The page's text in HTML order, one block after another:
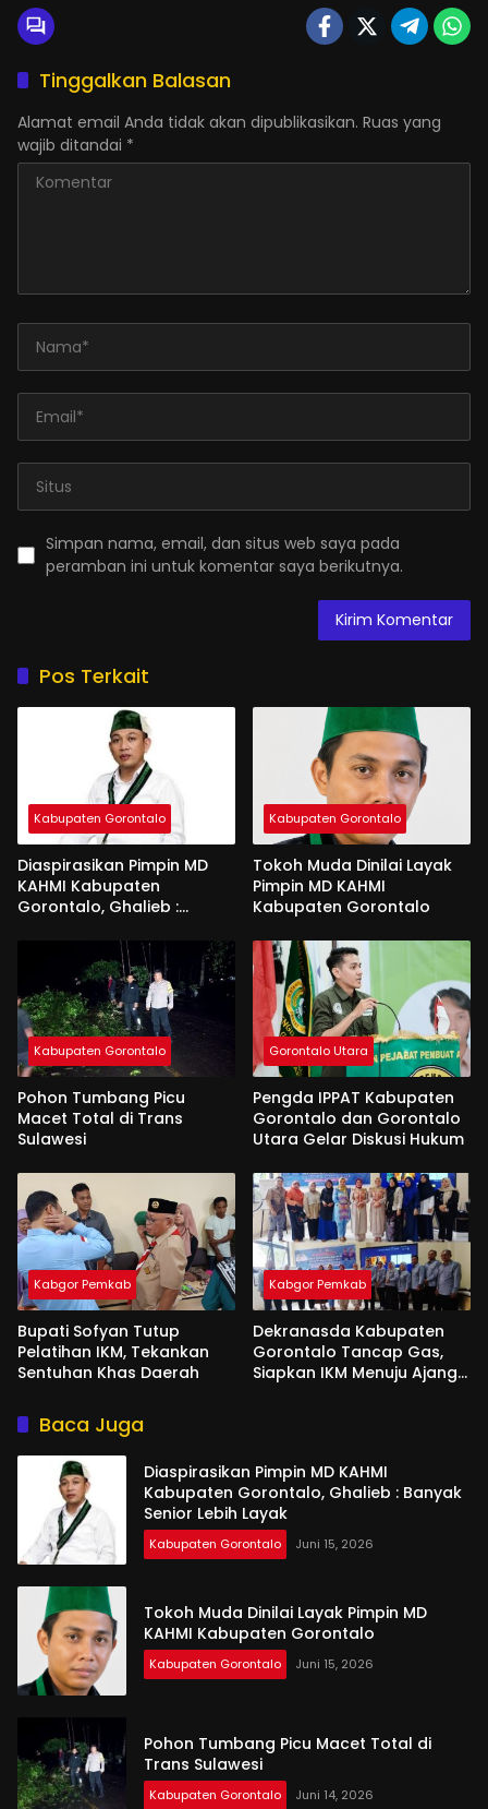
Tinggalkan Balasan
Alamat email Anda tidak akan dipublikasikan. Ruas yang
wajib ditandai *
Simpan nama, email, dan situs web saya pada
peramban ini untuk komentar saya berikutnya.
Pos Terkait
Kabupaten Gorontalo
Diaspirasikan Pimpin MD
KAHMI Kabupaten
Gorontalo, Ghalieb :
Kabupaten Gorontalo
Tokoh Muda Dinilai Layak
Pimpin MD KAHMI
Kabupaten Gorontalo
Kabupaten Gorontalo
Pohon Tumbang Picu
Macet Total di Trans
Sulawesi
Gorontalo Utara
Pengda IPPAT Kabupaten
Gorontalo dan Gorontalo
Utara Gelar Diskusi Hukum
Kabgor Pemkab
Bupati Sofyan Tutup
Pelatihan IKM, Tekankan
Sentuhan Khas Daerah
Kabgor Pemkab
Dekranasda Kabupaten
Gorontalo Tancap Gas,
Siapkan IKM Menuju Ajang
Baca Juga
Diaspirasikan Pimpin MD KAHMI
Kabupaten Gorontalo, Ghalieb : Banyak
Senior Lebih Layak
Kabupaten Gorontalo Juni 15, 2026
Tokoh Muda Dinilai Layak Pimpin MD
KAHMI Kabupaten Gorontalo
Kabupaten Gorontalo Juni 15, 2026
Pohon Tumbang Picu Macet Total di
Trans Sulawesi
Kabupaten Gorontalo Juni 14, 2026